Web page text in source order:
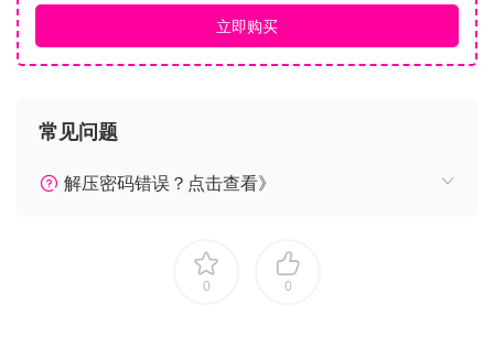
在相继侵略都市的时候、虽然有继承远古勇者血脉的人站起
来……噢、勇者啊
勇者在旅途中遭遇厄运、就这样丢掉了性命
主、希望就这样失去……
即使勇者成为了只有灵魂的存在也坚守于人世、为公主驱除危
立即购买
常见问题
解压密码错误？点击查看》
0 0